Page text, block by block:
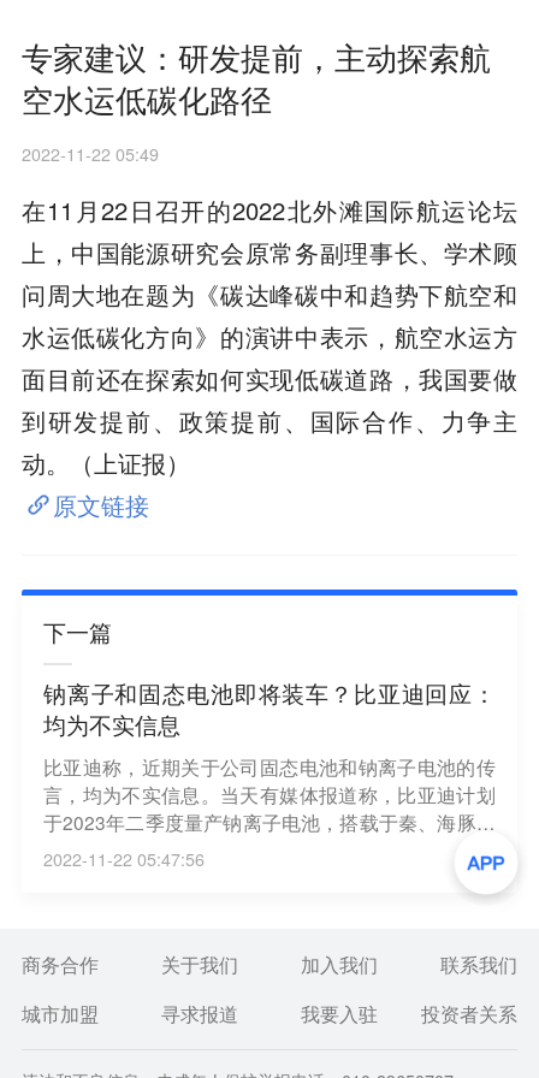
专家建议：研发提前，主动探索航
空水运低碳化路径
2022-11-22 05:49
在11月22日召开的2022北外滩国际航运论坛
上，中国能源研究会原常务副理事长、学术顾
问周大地在题为《碳达峰碳中和趋势下航空和
水运低碳化方向》的演讲中表示，航空水运方
面目前还在探索如何实现低碳道路，我国要做
到研发提前、政策提前、国际合作、力争主
动。（上证报）
原文链接
下一篇
钠离子和固态电池即将装车？比亚迪回应：
均为不实信息
比亚迪称，近期关于公司固态电池和钠离子电池的传
言，均为不实信息。当天有媒体报道称，比亚迪计划
于2023年二季度量产钠离子电池，搭载于秦、海豚及
海鸥等车型。比亚迪有可能成为全球第一个将钠离子
电池装车的企业。本周亦有消息提及，比亚迪全固态
锂电池在重庆生产，即将装车试验。其使用硅基材料
量密度的高低，决定了新能源汽车的续航里程。（界
2022-11-22 05:47:56
商务合作 关于我们 加入我们
联系我们
城市加盟
寻求报道 我要入驻 投资者关系